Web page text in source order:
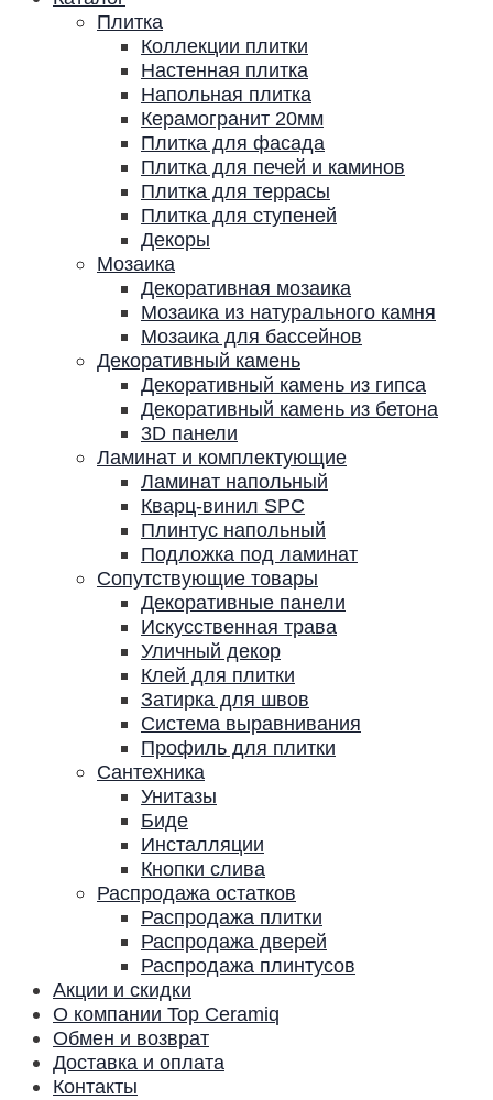
Плитка
Коллекции плитки
Настенная плитка
Напольная плитка
Керамогранит 20мм
Плитка для фасада
Плитка для печей и каминов
Плитка для террасы
Плитка для ступеней
Декоры
Мозаика
Декоративная мозаика
Мозаика из натурального камня
Мозаика для бассейнов
Декоративный камень
Декоративный камень из гипса
Декоративный камень из бетона
3D панели
Ламинат и комплектующие
Ламинат напольный
Кварц-винил SPC
Плинтус напольный
Подложка под ламинат
Сопутствующие товары
Декоративные панели
Искусственная трава
Уличный декор
Клей для плитки
Затирка для швов
Система выравнивания
Профиль для плитки
Сантехника
Унитазы
Биде
Инсталляции
Кнопки слива
Распродажа остатков
Распродажа плитки
Распродажа дверей
Распродажа плинтусов
Акции и скидки
О компании Top Ceramiq
Обмен и возврат
Доставка и оплата
Контакты